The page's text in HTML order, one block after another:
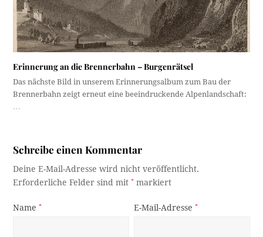
Erinnerung an die Brennerbahn – Burgenrätsel
Das nächste Bild in unserem Erinnerungsalbum zum Bau der
Brennerbahn zeigt erneut eine beeindruckende Alpenlandschaft:
…
Schreibe einen Kommentar
Deine E-Mail-Adresse wird nicht veröffentlicht.
Erforderliche Felder sind mit* markiert
Name* E-Mail-Adresse*